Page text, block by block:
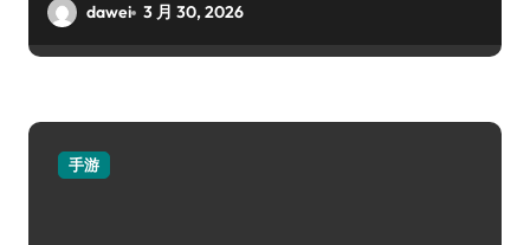
dawei 3 月 30, 2026
手游